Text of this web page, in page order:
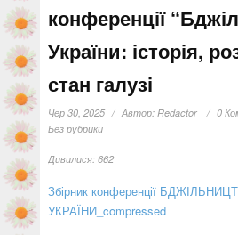
конференції
України: історія,
стан галузі
Чер 30, 2025 Автор: Redactor 0
Без рубрики
Дивилися: 662
Збірник конференції
УКРАЇНИ_compressed